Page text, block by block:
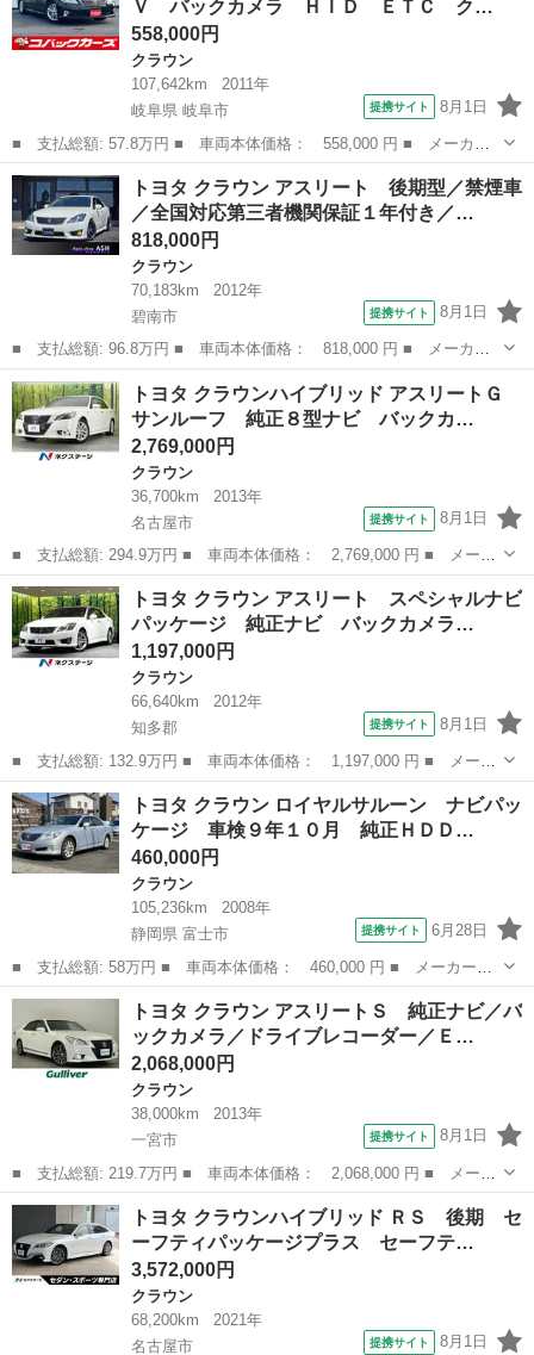
革シート シ...
Ｖ バックカメラ ＨＩＤ ＥＴＣ ク…
558,000円
クラウン
107,642km
2011年
岐阜県 岐阜市
提携サイト 8月1日
■ 支払総額: 57.8万円 ■ 車両本体価格： 558,000 円 ■ メーカー
名： トヨタ ■ 車種名： クラウン ■ グレード名： ロイヤルサ
ルーン ナビＴＶ バックカメラ ＨＩＤ ＥＴＣ クルーズコント
ロール 純正...
岐阜 岐阜市 クラウン
トヨタ クラウン アスリート 後期型／禁煙車
／全国対応第三者機関保証１年付き／…
818,000円
クラウン
70,183km
2012年
碧南市
提携サイト 8月1日
■ 支払総額: 96.8万円 ■ 車両本体価格： 818,000 円 ■ メーカー
名： トヨタ ■ 車種名： クラウン ■ グレード名： アスリー
ト 後期型／禁煙車／全国対応第三者機関保証１年付き／本革シート
／ＴＥＩＮ車高...
愛知 碧南市 クラウン
トヨタ クラウンハイブリッド アスリートＧ
サンルーフ 純正８型ナビ バックカ…
2,769,000円
クラウン
36,700km
2013年
名古屋市
提携サイト 8月1日
■ 支払総額: 294.9万円 ■ 車両本体価格： 2,769,000 円 ■ メーカ
ー名： トヨタ ■ 車種名： クラウンハイブリッド ■ グレード
名： アスリートＧ サンルーフ 純正８型ナビ バックカメラ 衝
突軽減シス...
愛知 名古屋市 クラウン
トヨタ クラウン アスリート スペシャルナビ
パッケージ 純正ナビ バックカメラ…
1,197,000円
クラウン
66,640km
2012年
知多郡
提携サイト 8月1日
■ 支払総額: 132.9万円 ■ 車両本体価格： 1,197,000 円 ■ メーカ
ー名： トヨタ ■ 車種名： クラウン ■ グレード名： アスリー
ト スペシャルナビパッケージ 純正ナビ バックカメラ 禁煙車
ドラレコ...
愛知 知多郡 クラウン
トヨタ クラウン ロイヤルサルーン ナビパッ
ケージ 車検９年１０月 純正ＨＤＤ…
460,000円
クラウン
105,236km
2008年
静岡県 富士市
提携サイト 6月28日
■ 支払総額: 58万円 ■ 車両本体価格： 460,000 円 ■ メーカー
名： トヨタ ■ 車種名： クラウン ■ グレード名： ロイヤルサ
ルーン ナビパッケージ 車検９年１０月 純正ＨＤＤナビＴＶ バ
ックカメラ ＥＴ...
静岡 富士市 クラウン
トヨタ クラウン アスリートＳ 純正ナビ／バ
ックカメラ／ドライブレコーダー／Ｅ…
2,068,000円
クラウン
38,000km
2013年
一宮市
提携サイト 8月1日
■ 支払総額: 219.7万円 ■ 車両本体価格： 2,068,000 円 ■ メーカ
ー名： トヨタ ■ 車種名： クラウン ■ グレード名： アスリー
トＳ 純正ナビ／バックカメラ／ドライブレコーダー／ＥＴＣ／パワ
ーシート...
愛知 一宮市 クラウン
トヨタ クラウンハイブリッド ＲＳ 後期 セ
ーフティパッケージプラス セーフテ…
3,572,000円
クラウン
68,200km
2021年
名古屋市
提携サイト 8月1日